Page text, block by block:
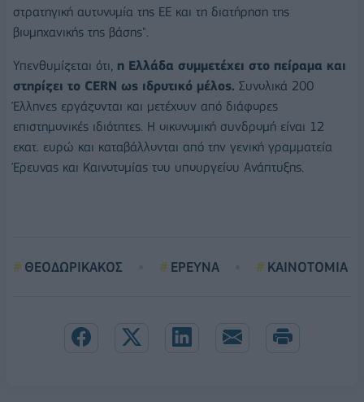
στρατηγική αυτονομία της ΕΕ και τη διατήρηση της
βιομηχανικής της βάσης".
Υπενθυμίζεται ότι, η Ελλάδα συμμετέχει στο πείραμα και
στηρίζει το CERN ως ιδρυτικό μέλος. Συνολικά 200
Έλληνες εργάζονται και μετέχουν από διάφορες
επιστημονικές ιδιότητες. Η οικονομική συνδρομή είναι 12
εκατ. ευρώ και καταβάλλονται από την γενική γραμματεία
Έρευνας και Καινοτομίας του υπουργείου Ανάπτυξης.
ΘΕΟΔΩΡΙΚΑΚΟΣ ΕΡΕΥΝΑ ΚΑΙΝΟΤΟΜΙΑ